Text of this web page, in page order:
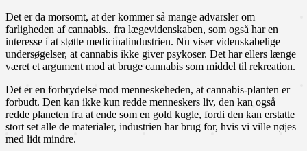
Det er da morsomt, at der kommer så mange advarsler om
farligheden af cannabis.. fra lægevidenskaben, som også har en
interesse i at støtte medicinalindustrien. Nu viser videnskabelige
undersøgelser, at cannabis ikke giver psykoser. Det har ellers længe
været et argument mod at bruge cannabis som middel til rekreation.
Det er en forbrydelse mod menneskeheden, at cannabis-planten er
forbudt. Den kan ikke kun redde menneskers liv, den kan også
redde planeten fra at ende som en gold kugle, fordi den kan erstatte
stort set alle de materialer, industrien har brug for, hvis vi ville nøjes
med lidt mindre.